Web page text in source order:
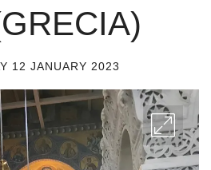
12 JANUARY 2023